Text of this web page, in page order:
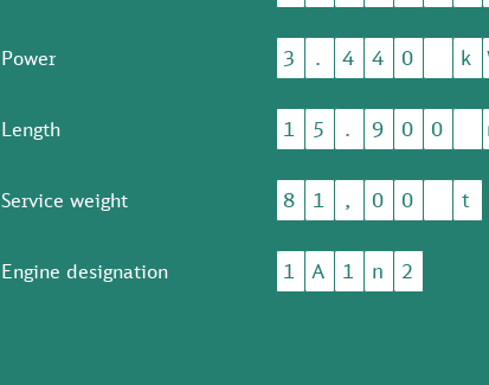
Power 3 . 4 4 0 k
Length 1 5 . 9 0 0
Service weight 8 1 , 0 0 t
Engine designation 1 A 1 n 2